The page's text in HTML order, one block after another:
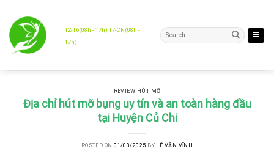
content
T2-T6(08h - 17h) T7-CN(08h -
17h)
REVIEW HÚT MỠ
Địa chỉ hút mỡ bụng uy tín và an toàn hàng đầu
tại Huyện Củ Chi
POSTED ON01/03/2025 BY LÊ VĂN VĨNH